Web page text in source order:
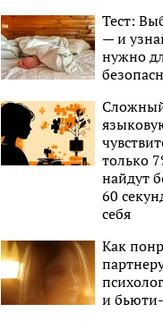
Тест:
— и
нужно
только
найдут
60
себя
Как
и